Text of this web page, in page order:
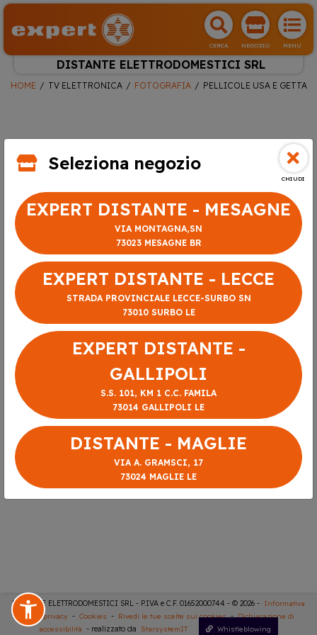
CERCA NEGOZIO MENU
DISTANTE ELETTRODOMESTICI SRL
HOME TV ELETTRONICA FOTOGRAFIA PELLICOLE USA E GETTA
DISTANTE ELETTRODOMESTICI SRL - P.IVA e C.F. 01652000744 - © 2026 - Informativa
sulla privacy - Cookies - Rivedi le tue scelte sui cookies - Dichiarazione di
accessibilità - realizzato da StarsystemIT Whistleblowing
Seleziona negozio
CHIUDI
EXPERT DISTANTE - MESAGNE
VIA MONTAGNA,SN
73023 MESAGNE BR
EXPERT DISTANTE - LECCE
STRADA PROVINCIALE LECCE-SURBO SN
73010 SURBO LE
EXPERT DISTANTE -
GALLIPOLI
S.S. 101, KM 1 C.C. FAMILA
73014 GALLIPOLI LE
DISTANTE - MAGLIE
VIA A. GRAMSCI, 17
73024 MAGLIE LE